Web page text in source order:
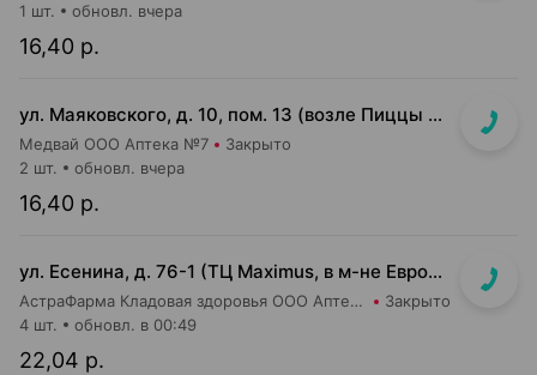
16,40 р.
1 шт. обновл. вчера
ул. Маяковского, д. 10, пом. 13 (возле Пиццы Мании)
Медвай ООО Аптека №7 Закрыто
16,40 р.
2 шт. обновл. вчера
ул. Есенина, д. 76-1 (ТЦ Maximus, в м-не Евроопт Super)
АстраФарма Кладовая здоровья ООО Аптека №9 Закрыто
22,04 р.
4 шт. обновл. в 00:49